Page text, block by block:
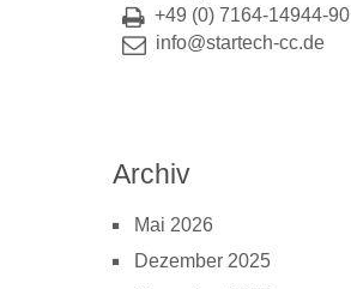
+49 (0) 7164-14944-90
info@startech-cc.de
Archiv
Mai 2026
Dezember 2025